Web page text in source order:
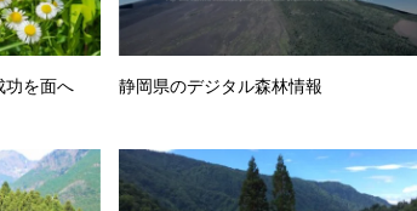
功を面へ 静岡県のデジタル森林情報